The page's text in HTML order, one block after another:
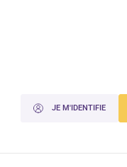
JE M'IDENTIFIE